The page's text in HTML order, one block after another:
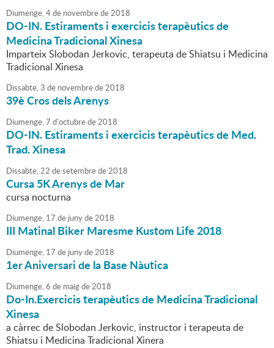
Diumenge,4de novembrede2018
DO-IN. Estiraments i exercicis terapèutics de
Medicina Tradicional Xinesa
Imparteix Slobodan Jerkovic, terapeuta de Shiatsu i Medicina
Tradicional Xinesa
Dissabte,3 de novembrede2018
39è Cros dels Arenys
Diumenge,7 d'octubrede2018
DO-IN. Estiraments i exercicis terapèutics de Med.
Trad. Xinesa
Dissabte,22 desetembrede2018
Cursa 5K Arenys de Mar
cursa nocturna
Diumenge, 17 de junyde2018
III Matinal Biker Maresme Kustom Life 2018
Diumenge, 17 de junyde2018
1er Aniversari de la Base Nàutica
Diumenge,6 de maigde2018
Do-In.Exercicis terapèutics de Medicina Tradicional
Xinesa
a càrrec de Slobodan Jerkovic, instructor i terapeuta de
Shiatsu i Medicina Tradicional Xinera